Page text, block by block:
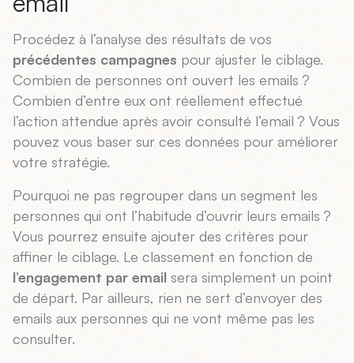
Procédez à l’analyse des résultats de vos
précédentes campagnes pour ajuster le ciblage.
Combien de personnes ont ouvert les emails ?
Combien d’entre eux ont réellement effectué
l’action attendue après avoir consulté l’email ? Vous
pouvez vous baser sur ces données pour améliorer
votre stratégie.
Pourquoi ne pas regrouper dans un segment les
personnes qui ont l’habitude d’ouvrir leurs emails ?
Vous pourrez ensuite ajouter des critères pour
affiner le ciblage. Le classement en fonction de
l’engagement par email sera simplement un point
de départ. Par ailleurs, rien ne sert d’envoyer des
emails aux personnes qui ne vont même pas les
consulter.